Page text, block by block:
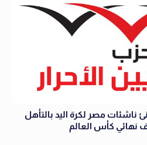
ناشئات مصر لكرة اليد بالتأهل
نهائي كأس العالم